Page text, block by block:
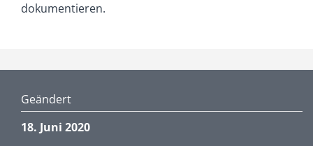
dokumentieren.
Geändert
18. Juni 2020